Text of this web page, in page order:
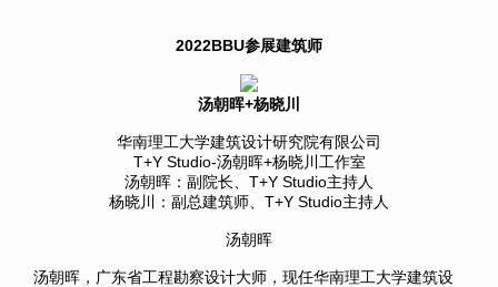
2022BBU参展建筑师
汤朝晖+杨晓川
华南理工大学建筑设计研究院有限公司
T+Y Studio-汤朝晖+杨晓川工作室
汤朝晖：副院长、T+Y Studio主持人
杨晓川：副总建筑师、T+Y Studio主持人
汤朝晖
汤朝晖，广东省工程勘察设计大师，现任华南理工大学建筑设